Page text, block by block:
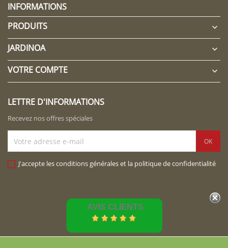
INFORMATIONS
PRODUITS

JARDINOA 
VOTRE COMPTE 
LETTRE D'INFORMATIONS
Recevez nos offres spéciales
J'accepte les conditions générales et la politique de confidentialité
AVIS CLIENTS